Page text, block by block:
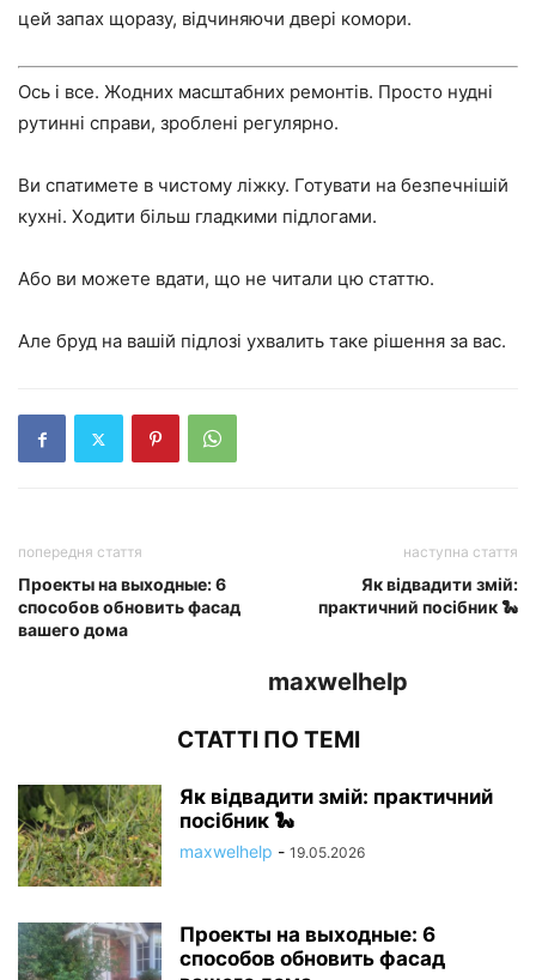
цей запах щоразу, відчиняючи двері комори.
Ось і все. Жодних масштабних ремонтів. Просто нудні
рутинні справи, зроблені регулярно.
Ви спатимете в чистому ліжку. Готувати на безпечнішій
кухні. Ходити більш гладкими підлогами.
Або ви можете вдати, що не читали цю статтю.
Але бруд на вашій підлозі ухвалить таке рішення за вас.
попередня стаття
Проекты на выходные: 6
способов обновить фасад
вашего дома
наступна стаття
Як відвадити змій:
практичний посібник 🐍
maxwelhelp
СТАТТІ ПО ТЕМІ
Як відвадити змій: практичний
посібник 🐍
maxwelhelp - 19.05.2026
Проекты на выходные: 6
способов обновить фасад